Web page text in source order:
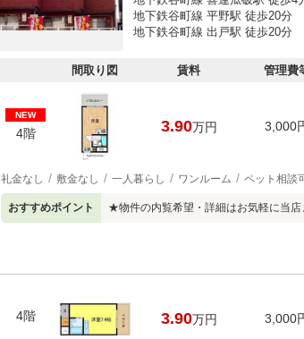
地下鉄谷町線 平野駅 徒歩20分
地下鉄谷町線 出戸駅 徒歩20分
間取り図 賃料 管理費
NEW
4階 3.90万円 3,000
礼金なし 敷金なし 一人暮らし ワンルーム ペット相談
おすすめポイント ★物件の内覧希望・詳細はお気軽に当
4階 3.90万円 3,000